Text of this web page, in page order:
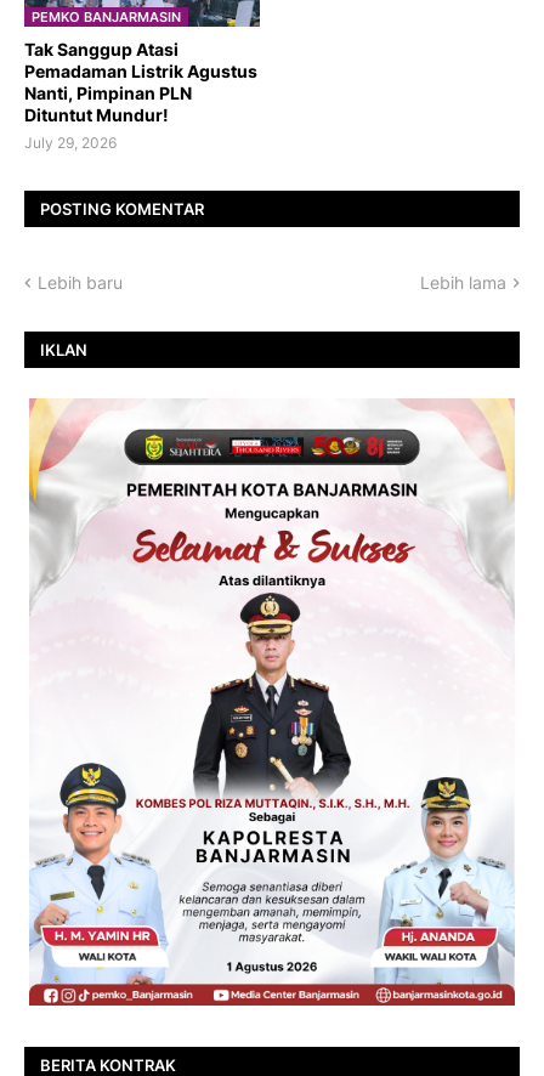
PEMKO BANJARMASIN
Tak Sanggup Atasi
Pemadaman Listrik Agustus
Nanti, Pimpinan PLN
Dituntut Mundur!
July 29, 2026
POSTING KOMENTAR
Lebih baru Lebih lama
IKLAN
BERITA KONTRAK